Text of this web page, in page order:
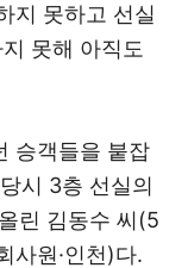
지 못하고 선실
못해 아직도
승객들을 붙잡
시 3층 선실의
린 김동수 씨(5
사원·인천)다.